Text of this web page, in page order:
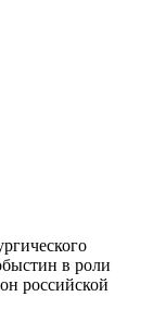
в роли
российской